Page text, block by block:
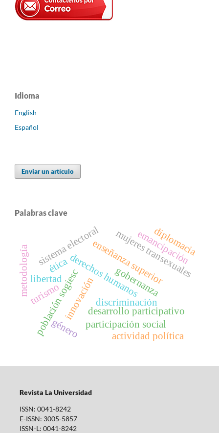
Idioma
English
Español
Enviar un artículo
Palabras clave
derechos humanos
discriminación
mujeres transexuales
población sogiesc
sistema electoral
desarrollo participativo
gobernanza
innovación
participación social
turismo
enseñanza superior
actividad política
emancipación
libertad
ética
metodología
diplomacia
género
Revista La Universidad
ISSN: 0041-8242
E-ISSN: 3005-5857
ISSN-L: 0041-8242